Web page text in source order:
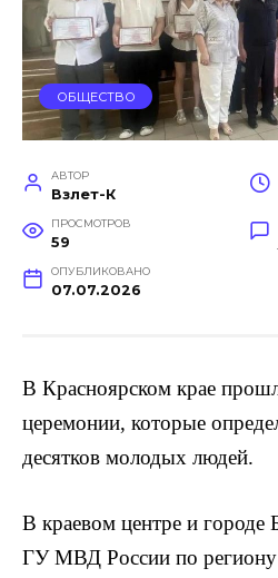
ОБЩЕСТВО
АВТОР
Взлет-К
ПРОСМОТРОВ
59
ОПУБЛИКОВАНО
07.07.2026
В Красноярском крае
церемонии, которые
десятков молодых людей.
В краевом центре и городе
ГУ МВД России по региону